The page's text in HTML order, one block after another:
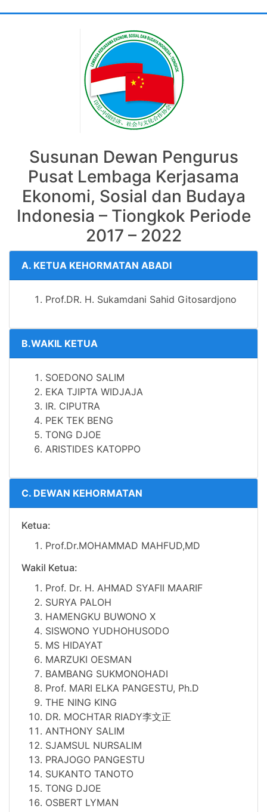
Susunan Dewan Pengurus
Pusat Lembaga Kerjasama
Ekonomi, Sosial dan Budaya
Indonesia – Tiongkok Periode
2017 – 2022
A. KETUA KEHORMATAN ABADI
Prof.DR. H. Sukamdani Sahid Gitosardjono
B.WAKIL KETUA
SOEDONO SALIM
EKA TJIPTA WIDJAJA
IR. CIPUTRA
PEK TEK BENG
TONG DJOE
ARISTIDES KATOPPO
C. DEWAN KEHORMATAN
Ketua:
Prof.Dr.MOHAMMAD MAHFUD,MD
Wakil Ketua:
Prof. Dr. H. AHMAD SYAFII MAARIF
SURYA PALOH
HAMENGKU BUWONO X
SISWONO YUDHOHUSODO
MS HIDAYAT
MARZUKI OESMAN
BAMBANG SUKMONOHADI
Prof. MARI ELKA PANGESTU, Ph.D
THE NING KING
DR. MOCHTAR RIADY李文正
ANTHONY SALIM
SJAMSUL NURSALIM
PRAJOGO PANGESTU
SUKANTO TANOTO
TONG DJOE
OSBERT LYMAN